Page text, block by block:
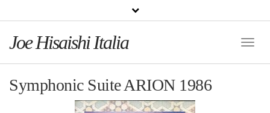
Joe Hisaishi Italia
Toggle
Symphonic Suite ARION 1986